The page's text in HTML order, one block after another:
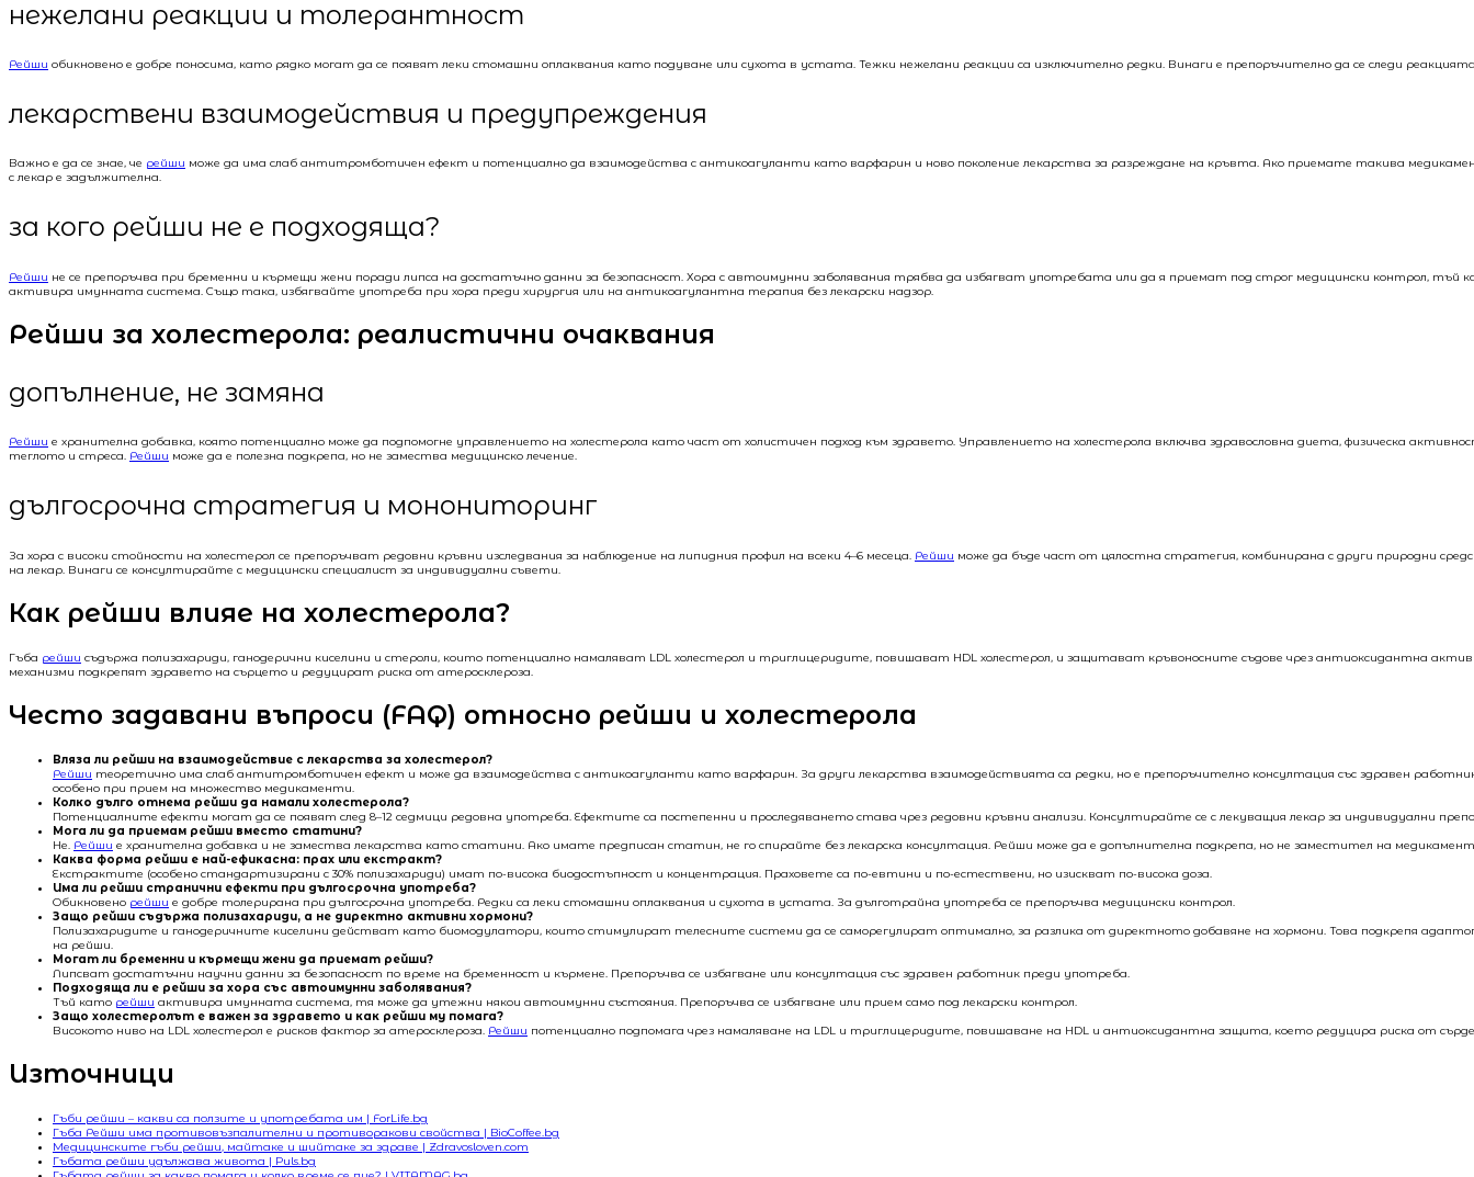
нежелани реакции и толерантност
Рейши обикновено е добре поносима, като рядко могат да се появят леки стомашни оплаквания като подуване или сухота в устата. Тежки нежелани реакции са изключително редки. Винаги е препоръчително да се следи
лекарствени взаимодействия и предупреждения
Важно е да се знае, че рейши може да има слаб антитромботичен ефект и потенциално да взаимодейства с антикоагуланти като варфарин и ново поколение лекарства за разреждане на кръвта. Ако приемате такива
с лекар е задължителна.
за кого рейши не е подходяща?
Рейши не се препоръчва при бременни и кърмещи жени поради липса на достатъчно данни за безопасност. Хора с автоимунни заболявания трябва да избягват употребата или да я приемат под строг медицински контрол, тъй
активира имунната система. Също така, избягвайте употреба при хора преди хирургия или на антикоагулантна терапия без лекарски надзор.
Рейши за холестерола: реалистични очаквания
допълнение, не замяна
Рейши е хранителна добавка, която потенциално може да подпомогне управлението на холестерола като част от холистичен подход към здравето. Управлението на холестерола включва здравословна диета, физическа
теглото и стреса. Рейши може да е полезна подкрепа, но не замества медицинско лечение.
дългосрочна стратегия и монониторинг
За хора с високи стойности на холестерол се препоръчват редовни кръвни изследвания за наблюдение на липидния профил на всеки 4–6 месеца. Рейши може да бъде част от цялостна стратегия, комбинирана с други природни
на лекар. Винаги се консултирайте с медицински специалист за индивидуални съвети.
Как рейши влияе на холестерола?
Гъба рейши съдържа полизахариди, ганодерични киселини и стероли, които потенциално намаляват LDL холестерол и триглицеридите, повишават HDL холестерол, и защитават кръвоносните съдове чрез антиоксидантна
механизми подкрепят здравето на сърцето и редуцират риска от атеросклероза.
Често задавани въпроси (FAQ) относно рейши и холестерола
Вляза ли рейши на взаимодействие с лекарства за холестерол?
Рейши теоретично има слаб антитромботичен ефект и може да взаимодейства с антикоагуланти като варфарин. За други лекарства взаимодействията са редки, но е препоръчително консултация със здравен
особено при прием на множество медикаменти.
Колко дълго отнема рейши да намали холестерола?
Потенциалните ефекти могат да се появят след 8–12 седмици редовна употреба. Ефектите са постепенни и проследяването става чрез редовни кръвни анализи. Консултирайте се с лекуващия лекар за индивидуални
Мога ли да приемам рейши вместо статини?
Не. Рейши е хранителна добавка и не замества лекарства като статини. Ако имате предписан статин, не го спирайте без лекарска консултация. Рейши може да е допълнителна подкрепа, но не заместител на
Каква форма рейши е най-ефикасна: прах или екстракт?
Екстрактите (особено стандартизирани с 30% полизахариди) имат по-висока биодостъпност и концентрация. Праховете са по-евтини и по-естествени, но изискват по-висока доза.
Има ли рейши странични ефекти при дългосрочна употреба?
Обикновено рейши е добре толерирана при дългосрочна употреба. Редки са леки стомашни оплаквания и сухота в устата. За дълготрайна употреба се препоръчва медицински контрол.
Защо рейши съдържа полизахариди, а не директно активни хормони?
Полизахаридите и ганодеричните киселини действат като биомодулатори, които стимулират телесните системи да се саморегулират оптимално, за разлика от директното добавяне на хормони. Това подкрепя
на рейши.
Могат ли бременни и кърмещи жени да приемат рейши?
Липсват достатъчни научни данни за безопасност по време на бременност и кърмене. Препоръчва се избягване или консултация със здравен работник преди употреба.
Подходяща ли е рейши за хора със автоимунни заболявания?
Тъй като рейши активира имунната система, тя може да утежни някои автоимунни състояния. Препоръчва се избягване или прием само под лекарски контрол.
Защо холестеролът е важен за здравето и как рейши му помага?
Високото ниво на LDL холестерол е рисков фактор за атеросклероза. Рейши потенциално подпомага чрез намаляване на LDL и триглицеридите, повишаване на HDL и антиоксидантна защита, което редуцира риска от
Източници
Гъби рейши – какви са ползите и употребата им | ForLife.bg
Гъба Рейши има противовъзпалителни и противоракови свойства | BioCoffee.bg
Медицинските гъби рейши, майтаке и шийтаке за здраве | Zdravosloven.com
Гъбата рейши удължава живота | Puls.bg